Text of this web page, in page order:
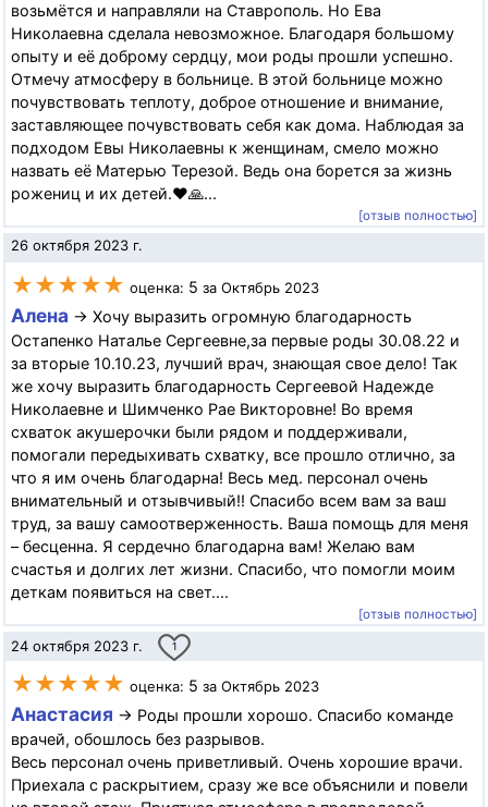
возьмётся и направляли на Ставрополь. Но Ева
Николаевна сделала невозможное. Благодаря большому
опыту и её доброму сердцу, мои роды прошли успешно.
Отмечу атмосферу в больнице. В этой больнице можно
почувствовать теплоту, доброе отношение и внимание,
заставляющее почувствовать себя как дома. Наблюдая за
подходом Евы Николаевны к женщинам, смело можно
назвать её Матерью Терезой. Ведь она борется за жизнь
рожениц и их детей.♥️🙏...
[отзыв полностью]
26 октября 2023 г.
★★★★★ оценка: 5 за Октябрь 2023
Алена → Хочу выразить огромную благодарность
Остапенко Наталье Сергеевне,за первые роды 30.08.22 и
за вторые 10.10.23, лучший врач, знающая свое дело! Так
же хочу выразить благодарность Сергеевой Надежде
Николаевне и Шимченко Рае Викторовне! Во время
схваток акушерочки были рядом и поддерживали,
помогали передыхивать схватку, все прошло отлично, за
что я им очень благодарна! Весь мед. персонал очень
внимательный и отзывчивый!! Спасибо всем вам за ваш
труд, за вашу самоотверженность. Ваша помощь для меня
– бесценна. Я сердечно благодарна вам! Желаю вам
счастья и долгих лет жизни. Спасибо, что помогли моим
деткам появиться на свет....
[отзыв полностью]
24 октября 2023 г. 1
★★★★★ оценка: 5 за Октябрь 2023
Анастасия → Роды прошли хорошо. Спасибо команде
врачей, обошлось без разрывов.
Весь персонал очень приветливый. Очень хорошие врачи.
Приехала с раскрытием, сразу же все объяснили и повели